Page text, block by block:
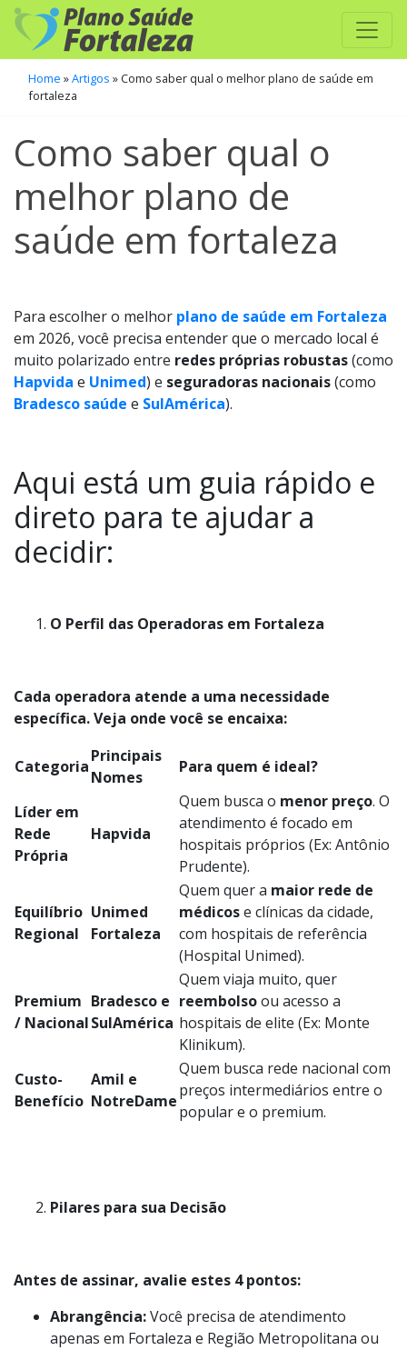
Home »Artigos »Como saber qual o melhor plano de saúde em
fortaleza
Como saber qual o
melhor plano de
saúde em fortaleza
Para escolher o melhor plano de saúde em Fortaleza
em 2026, você precisa entender que o mercado local é
muito polarizado entre redes próprias robustas(como
Hapvida e Unimed) e seguradoras nacionais(como
Bradesco saúde e SulAmérica).
Aqui está um guia rápido e
direto para te ajudar a
decidir:
O Perfil das Operadoras em Fortaleza
Cada operadora atende a uma necessidade
específica. Veja onde você se encaixa:
Categoria
Principais
Nomes
Para quem é ideal?
Líder em
Rede
Própria
Hapvida
Quem busca o menor preço. O
atendimento é focado em
hospitais próprios (Ex: Antônio
Prudente).
Equilíbrio
Regional
Unimed
Fortaleza
Quem quer a maior rede de
médicose clínicas da cidade,
com hospitais de referência
(Hospital Unimed).
Premium
/ Nacional
Bradesco e
SulAmérica
Quem viaja muito, quer
reembolsoou acesso a
hospitais de elite (Ex: Monte
Klinikum).
Custo-
Benefício
Amil e
NotreDame
Quem busca rede nacional com
preços intermediários entre o
popular e o premium.
Pilares para sua Decisão
Antes de assinar, avalie estes 4 pontos:
Abrangência:Você precisa de atendimento
apenas em Fortaleza e Região Metropolitana ou